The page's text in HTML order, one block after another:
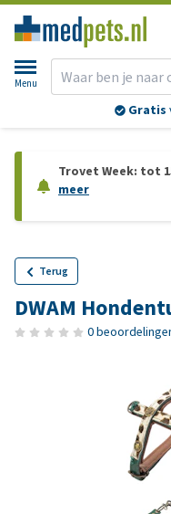
Menu
Gratis
Trovet Week: tot
meer
Terug
DWAM
0